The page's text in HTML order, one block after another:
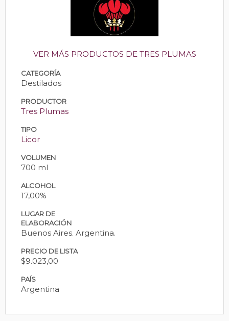
VER MÁS PRODUCTOS DE TRES PLUMAS
CATEGORÍA
Destilados
PRODUCTOR
Tres Plumas
TIPO
Licor
VOLUMEN
700 ml
ALCOHOL
17,00%
LUGAR DE
ELABORACIÓN
Buenos Aires. Argentina.
PRECIO DE LISTA
$9.023,00
PAÍS
Argentina